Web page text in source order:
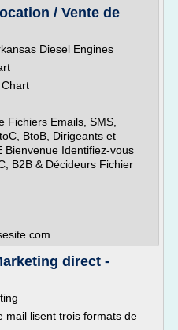
/ Vente de
Diesel Engines
Fichiers Emails, SMS,
BtoB, Dirigeants et
Bienvenue Identifiez-vous
B2B & Décideurs Fichier
direct -
mail lisent trois formats de